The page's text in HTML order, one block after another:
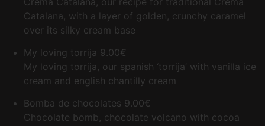
Catalana, with a layer of golden, crunchy caramel
over its silky cream base
My loving torrija 9.00€
My loving torrija, our spanish ‘torrija’ with vanilla ice
cream and english chantilly cream
Bomba de chocolates 9.00€
Chocolate bomb, chocolate volcano with cocoa